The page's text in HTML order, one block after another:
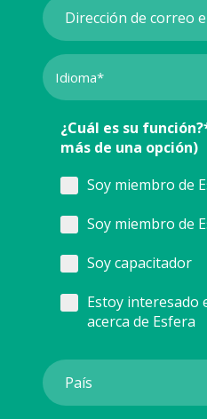
¿Cuál es su
más de una opción)
Soy miembro de
Soy miembro de
Soy capacitador
Estoy interesado
acerca de Esfera